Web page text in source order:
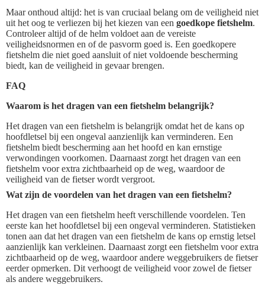
Maar onthoud altijd: het is van cruciaal belang om de veiligheid niet
uit het oog te verliezen bij het kiezen van een goedkope fietshelm.
Controleer altijd of de helm voldoet aan de vereiste
veiligheidsnormen en of de pasvorm goed is. Een goedkopere
fietshelm die niet goed aansluit of niet voldoende bescherming
biedt, kan de veiligheid in gevaar brengen.
FAQ
Waarom is het dragen van een fietshelm belangrijk?
Het dragen van een fietshelm is belangrijk omdat het de kans op
hoofdletsel bij een ongeval aanzienlijk kan verminderen. Een
fietshelm biedt bescherming aan het hoofd en kan ernstige
verwondingen voorkomen. Daarnaast zorgt het dragen van een
fietshelm voor extra zichtbaarheid op de weg, waardoor de
veiligheid van de fietser wordt vergroot.
Wat zijn de voordelen van het dragen van een fietshelm?
Het dragen van een fietshelm heeft verschillende voordelen. Ten
eerste kan het hoofdletsel bij een ongeval verminderen. Statistieken
tonen aan dat het dragen van een fietshelm de kans op ernstig letsel
aanzienlijk kan verkleinen. Daarnaast zorgt een fietshelm voor extra
zichtbaarheid op de weg, waardoor andere weggebruikers de fietser
eerder opmerken. Dit verhoogt de veiligheid voor zowel de fietser
als andere weggebruikers.